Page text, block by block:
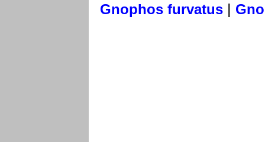
Gnophos furvatus |